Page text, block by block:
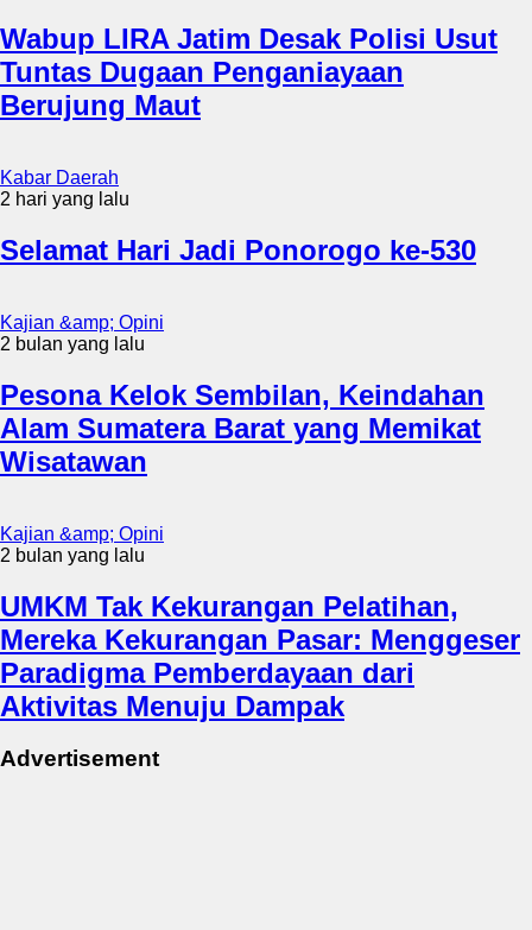
Wabup LIRA Jatim Desak Polisi Usut
Tuntas Dugaan Penganiayaan
Berujung Maut
Kabar Daerah
2 hari yang lalu
Selamat Hari Jadi Ponorogo ke-530
Kajian &amp; Opini
2 bulan yang lalu
Pesona Kelok Sembilan, Keindahan
Alam Sumatera Barat yang Memikat
Wisatawan
Kajian &amp; Opini
2 bulan yang lalu
UMKM Tak Kekurangan Pelatihan,
Mereka Kekurangan Pasar: Menggeser
Paradigma Pemberdayaan dari
Aktivitas Menuju Dampak
Advertisement